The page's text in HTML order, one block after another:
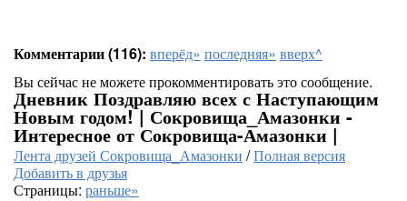
Комментарии (116): вперёд» последняя» вверх^
Вы сейчас не можете прокомментировать это сообщение.
Дневник Поздравляю всех с Наступающим
Новым годом! | Сокровища_Амазонки -
Интересное от Сокровища-Амазонки |
Лента друзей Сокровища_Амазонки /Полная версия
Добавить в друзья
Страницы: раньше»